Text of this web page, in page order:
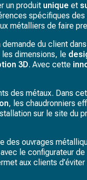
un produit unique et
spécifiques des
métalliers de faire
demande du client
dimensions, le
3D. Avec cette
des métaux. Dans
, les chaudronniers
sur le site du
des ouvrages
le configurateur
aux clients